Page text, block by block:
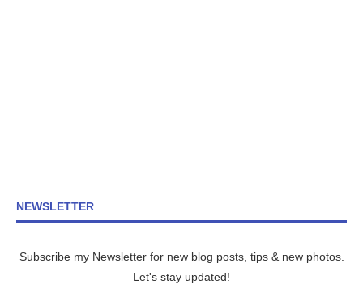
NEWSLETTER
Subscribe my Newsletter for new blog posts, tips & new photos.
Let's stay updated!